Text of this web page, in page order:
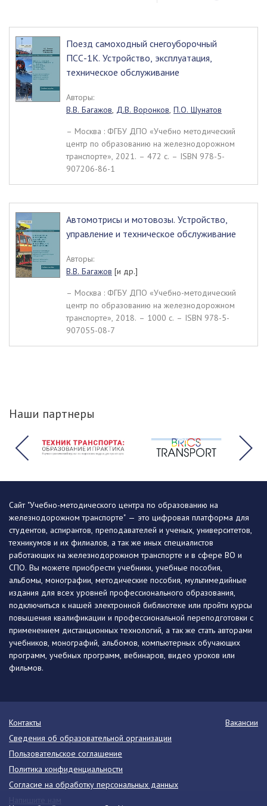
Поезд самоходный снегоуборочный
ПСС-1К. Устройство, эксплуатация,
техническое обслуживание
Авторы:
В.В. Багажов, Д.В. Воронков, П.О. Шунатов
– Москва : ФГБУ ДПО «Учебно методический
центр по образованию на железнодорожном
транспорте», 2021. – 472 c. – ISBN 978-5-
907206-86-1
Автомотрисы и мотовозы. Устройство,
управление и техническое обслуживание
Авторы:
В.В. Багажов [и др.]
– Москва : ФГБУ ДПО «Учебно-методический
центр по образованию на железнодорожном
транспорте», 2018. – 1000 c. – ISBN 978-5-
907055-08-7
Наши партнеры
Сайт "Учебно-методического центра по образованию на
железнодорожном транспорте" — это цифровая платформа для
студентов, аспирантов, преподавателей и ученых, университетов,
техникумов и их филиалов, а так же иных специалистов
работающих на железнодорожном транспорте и в сфере ВО и
СПО. Вы можете приобрести учебники, учебные пособия,
альбомы, монографии, методические пособия, мультимедийные
издания для всех уровней профессионального образования,
подключиться к нашей электронной библиотеке или пройти курсы
повышения квалификации и профессиональной переподготовки с
применением дистанционных технологий, а так же стать авторами
учебников, монографий, альбомов, компьютерных обучающих
программ, учебных программ, вебинаров, видео уроков или
фильмов.
Контакты
Вакансии
Сведения об образовательной организации
Пользовательское соглашение
Политика конфиденциальности
Согласие на обработку персональных данных